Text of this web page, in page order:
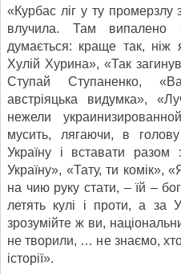
«Курбас ліг у ту промерзлу
влучила. Там випалено
думається: краще так,
Хулій Хурина», «Так
Ступай Ступаненко,
австріяцька видумка»,
нежели
мусить, лягаючи, в
Україну і вставати
Україну», «Тату, ти комік»,
на чию руку стати, – їй –
летять кулі і проти, а за
зрозумійте ж ви,
не творили, … не знаємо,
історії».